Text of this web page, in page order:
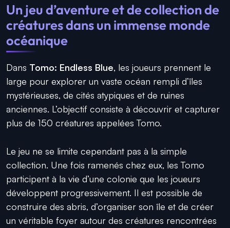
Un jeu d’aventure et de collection de
créatures dans un immense monde
océanique
Dans Tomo: Endless Blue, les joueurs prennent le
large pour explorer un vaste océan rempli d’îles
mystérieuses, de cités atypiques et de ruines
anciennes. L’objectif consiste à découvrir et capturer
plus de 150 créatures appelées Tomo.
Le jeu ne se limite cependant pas à la simple
collection. Une fois ramenés chez eux, les Tomo
participent à la vie d’une colonie que les joueurs
développent progressivement. Il est possible de
construire des abris, d’organiser son île et de créer
un véritable foyer autour des créatures rencontrées